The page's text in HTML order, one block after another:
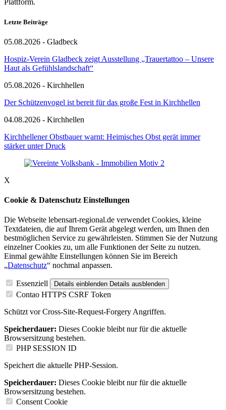
Plattform.
Letzte Beiträge
05.08.2026 - Gladbeck
Hospiz-Verein Gladbeck zeigt Ausstellung „Trauertattoo – Unsere
Haut als Gefühlslandschaft“
05.08.2026 - Kirchhellen
Der Schützenvogel ist bereit für das große Fest in Kirchhellen
04.08.2026 - Kirchhellen
Kirchhellener Obstbauer warnt: Heimisches Obst gerät immer
stärker unter Druck
X
Cookie & Datenschutz Einstellungen
Die Webseite lebensart-regional.de verwendet Cookies, kleine
Textdateien, die auf Ihrem Gerät abgelegt werden, um Ihnen den
bestmöglichen Service zu gewährleisten. Stimmen Sie der Nutzung
einzelner Cookies zu, um alle Funktionen der Seite zu nutzen.
Einmal gewählte Einstellungen können Sie im Bereich
„Datenschutz“ nochmal anpassen.
Essenziell Details einblenden Details ausblenden
Contao HTTPS CSRF Token
Schützt vor Cross-Site-Request-Forgery Angriffen.
Speicherdauer: Dieses Cookie bleibt nur für die aktuelle
Browsersitzung bestehen.
PHP SESSION ID
Speichert die aktuelle PHP-Session.
Speicherdauer: Dieses Cookie bleibt nur für die aktuelle
Browsersitzung bestehen.
Consent Cookie